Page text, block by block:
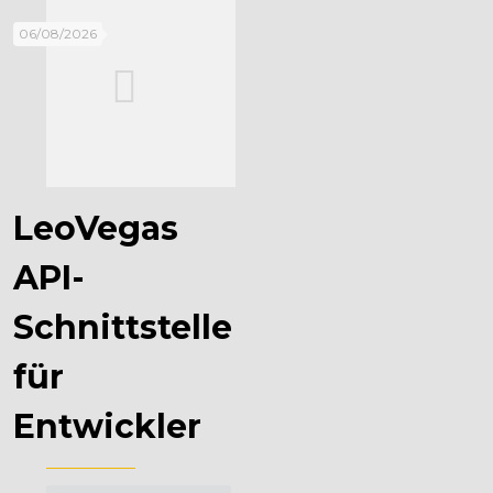
06/08/2026
LeoVegas
API-
Schnittstelle
für
Entwickler